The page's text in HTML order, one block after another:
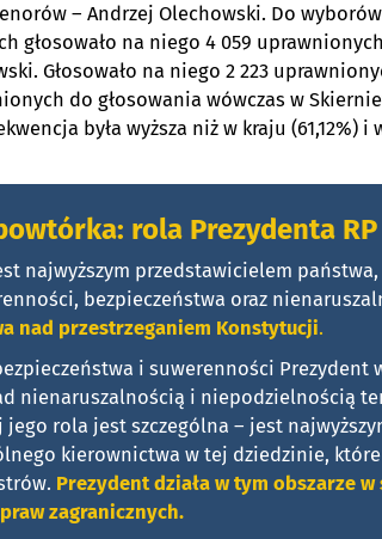
– Andrzej Olechowski. Do wyborów
głosowało na niego 4 059
Głosowało na niego 2 223
do głosowania wówczas w
była wyższa niż w kraju (61,12%) i
rola Prezydenta RP
najwyższym przedstawicielem
bezpieczeństwa oraz
nad przestrzeganiem Konstytucji.
i suwerenności Prezydent
nienaruszalnością i niepodzielnością
jego rola jest szczególna – jest
kierownictwa w tej dziedzinie,
Prezydent działa w tym obszarze
zagranicznych.